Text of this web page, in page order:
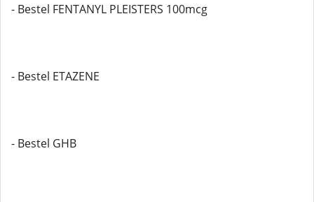
- Bestel FENTANYL PLEISTERS 100mcg
- Bestel ETAZENE
- Bestel GHB